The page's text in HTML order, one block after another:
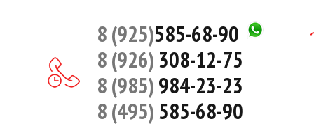
8 (925)585-68-90
8 (926) 308-12-75
8 (985)984-23-23
8 (495)585-68-90